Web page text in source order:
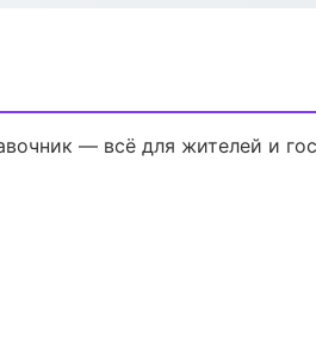
— всё для жителей и